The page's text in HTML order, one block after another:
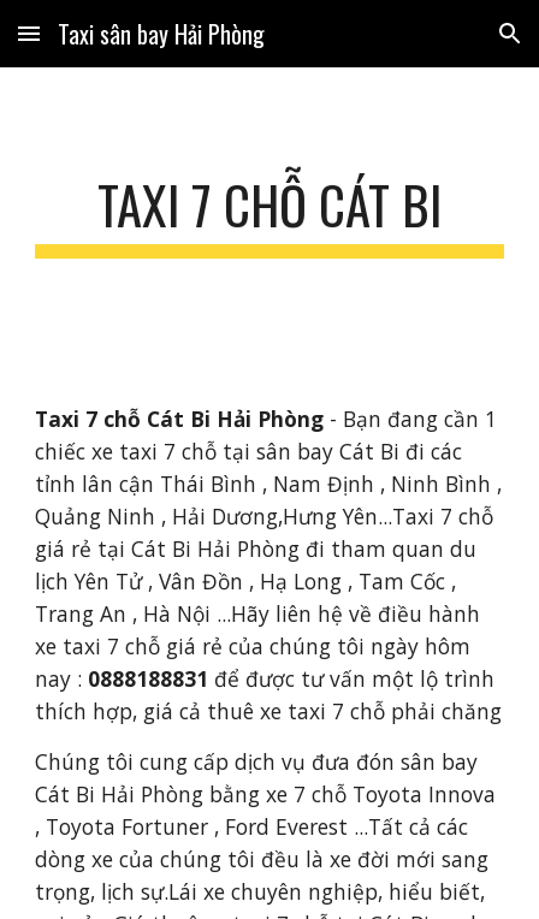
Skip to main content Skip to navigation
Taxi sân bay Hải Phòng
TAXI 7 CHỖ CÁT BI
Taxi 7 chỗ Cát Bi Hải Phòng - Bạn đang cần 1
chiếc xe taxi 7 chỗ tại sân bay Cát Bi đi các
tỉnh lân cận Thái Bình , Nam Định , Ninh Bình ,
Quảng Ninh , Hải Dương,Hưng Yên...Taxi 7 chỗ
giá rẻ tại Cát Bi Hải Phòng đi tham quan du
lịch Yên Tử , Vân Đồn , Hạ Long , Tam Cốc ,
Trang An , Hà Nội ...Hãy liên hệ về điều hành
xe taxi 7 chỗ giá rẻ của chúng tôi ngày hôm
nay : 0888188831 để được tư vấn một lộ trình
thích hợp, giá cả thuê xe taxi 7 chỗ phải chăng
Chúng tôi cung cấp dịch vụ đưa đón sân bay
Cát Bi Hải Phòng bằng xe 7 chỗ Toyota Innova
, Toyota Fortuner , Ford Everest ...Tất cả các
dòng xe của chúng tôi đều là xe đời mới sang
trọng, lịch sự.Lái xe chuyên nghiệp, hiểu biết,